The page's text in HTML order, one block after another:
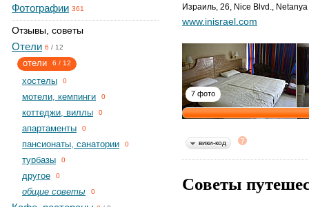
Фотографии 361
Отзывы, советы
Отели 6 / 12
отели 6 / 12
хостелы 0
мотели, кемпинги 0
коттеджи, виллы 0
апартаменты 0
пансионаты, санатории 0
турбазы 0
другое 0
общие советы 0
Израиль, 26, Nice Blvd., Netanya
www.inisrael.com
7 фото
вики-код
Советы